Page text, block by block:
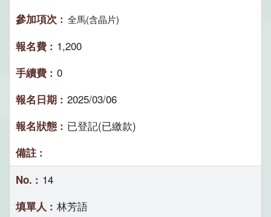
全馬(含晶片)
1,200
0
2025/03/06
已登記(已繳款)
14
林芳語